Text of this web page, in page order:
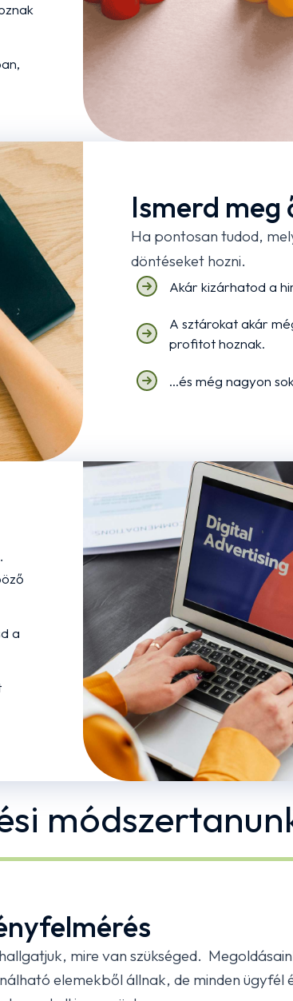
Ismerd meg
Ha pontosan tudod,
döntéseket hozni.
Akár kizárhatod a
A sztárokat akár
profitot hoznak.
...és még nagyon
a
mire van szükséged.
elemekből állnak, de minden ügyfél